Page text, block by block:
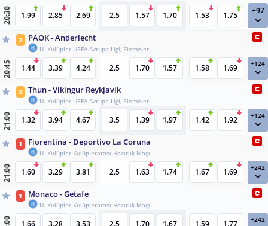
20:30 1.99 2.85 2.69 2.5 1.57 1.70 1.53 1.75 +97
2 PAOK - Anderlecht
U. Kulüpler UEFA Avrupa Ligi, Elemeler
20:45 1.44 3.39 4.24 2.5 1.70 1.57 1.58 1.69 +124
2 Thun - Vikingur Reykjavik
U. Kulüpler UEFA Avrupa Ligi, Elemeler
21:00 1.32 3.94 4.67 3.5 1.39 1.97 1.42 1.92 +124
1 Fiorentina - Deportivo La Coruna
U. Kulüpler Kulüplerarası Hazırlık Maçı
21:00 1.60 3.29 3.81 2.5 1.63 1.74 1.67 1.69 +242
1 Monaco - Getafe
U. Kulüpler Kulüplerarası Hazırlık Maçı
1.66 3.28 3.53 2.5 1.70 1.67 1.59 1.77 +242